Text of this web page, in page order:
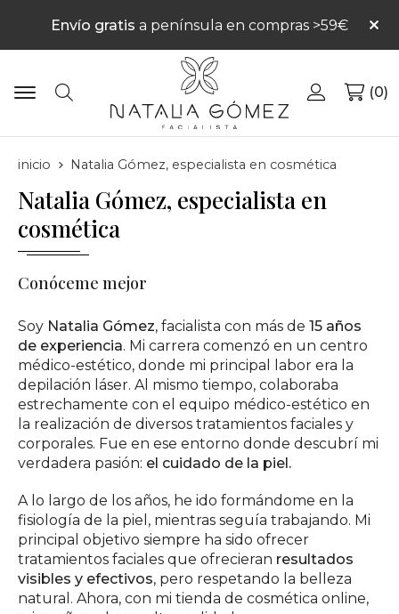
Envío gratis a península en compras >59€
Buscar
0
inicio Natalia Gómez, especialista en cosmética
Natalia Gómez, especialista en
cosmética
Conóceme mejor
Soy Natalia Gómez, facialista con más de 15 años
de experiencia. Mi carrera comenzó en un centro
médico-estético, donde mi principal labor era la
depilación láser. Al mismo tiempo, colaboraba
estrechamente con el equipo médico-estético en
la realización de diversos tratamientos faciales y
corporales. Fue en ese entorno donde descubrí mi
verdadera pasión: el cuidado de la piel.
A lo largo de los años, he ido formándome en la
fisiología de la piel, mientras seguía trabajando. Mi
principal objetivo siempre ha sido ofrecer
tratamientos faciales que ofrecieran resultados
visibles y efectivos, pero respetando la belleza
natural. Ahora, con mi tienda de cosmética online,